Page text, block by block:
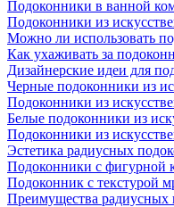
Подоконники в ванной
Подоконники из
Можно ли использовать
Как ухаживать за
Дизайнерские идеи для
Черные подоконники из
Подоконники из
Белые подоконники из
Подоконники из
Эстетика радиусных
Подоконники с фигурной
Подоконник с текстурой
Преимущества радиусных